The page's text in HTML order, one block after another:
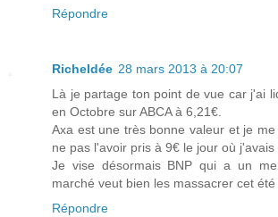
Répondre
RicheIdée 28 mars 2013 à 20:07
Là je partage ton point de vue car j'ai
en Octobre sur ABCA à 6,21€.
Axa est une très bonne valeur et je
ne pas l'avoir pris à 9€ le jour où j'avais
Je vise désormais BNP qui a un
marché veut bien les massacrer cet été
Répondre